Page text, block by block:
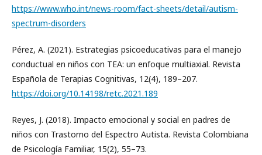
https://www.who.int/news-room/fact-sheets/detail/autism-
spectrum-disorders
Pérez, A. (2021). Estrategias psicoeducativas para el manejo
conductual en niños con TEA: un enfoque multiaxial. Revista
Española de Terapias Cognitivas, 12(4), 189–207.
https://doi.org/10.14198/retc.2021.189
Reyes, J. (2018). Impacto emocional y social en padres de
niños con Trastorno del Espectro Autista. Revista Colombiana
de Psicología Familiar, 15(2), 55–73.